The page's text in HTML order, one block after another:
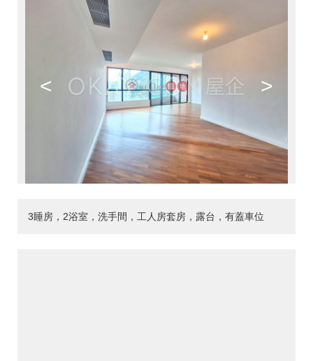
< >
3睡房，2浴室，洗手間，工人房套房，露台，有蓋車位